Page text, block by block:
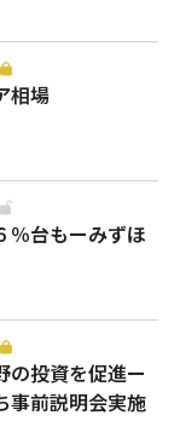
相場
％台もーみずほ
の投資を促進ー
事前説明会実施